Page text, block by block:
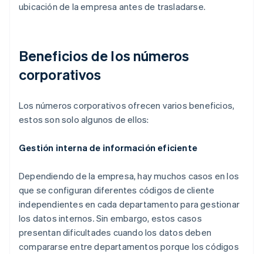
ubicación de la empresa antes de trasladarse.
Beneficios de los números
corporativos
Los números corporativos ofrecen varios beneficios,
estos son solo algunos de ellos:
Gestión interna de información eficiente
Dependiendo de la empresa, hay muchos casos en los
que se configuran diferentes códigos de cliente
independientes en cada departamento para gestionar
los datos internos. Sin embargo, estos casos
presentan dificultades cuando los datos deben
compararse entre departamentos porque los códigos